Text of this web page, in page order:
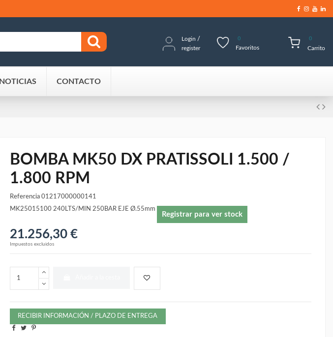
Login /
register
0
Favoritos
0
Carrito
NOTICIAS CONTACTO
BOMBA MK50 DX PRATISSOLI 1.500 /
1.800 RPM
Referencia 01217000000141
MK25015100 240LTS/MIN 250BAR EJE Ø.55mm
Registrar para ver stock
21.256,30 €
Impuestos excluidos
RECIBIR INFORMACIÓN / PLAZO DE ENTREGA